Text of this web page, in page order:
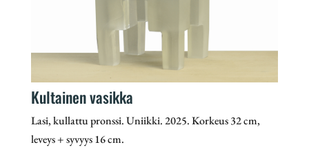
Kultainen vasikka
Lasi, kullattu pronssi. Uniikki. 2025. Korkeus 32 cm,
leveys + syvyys 16 cm.